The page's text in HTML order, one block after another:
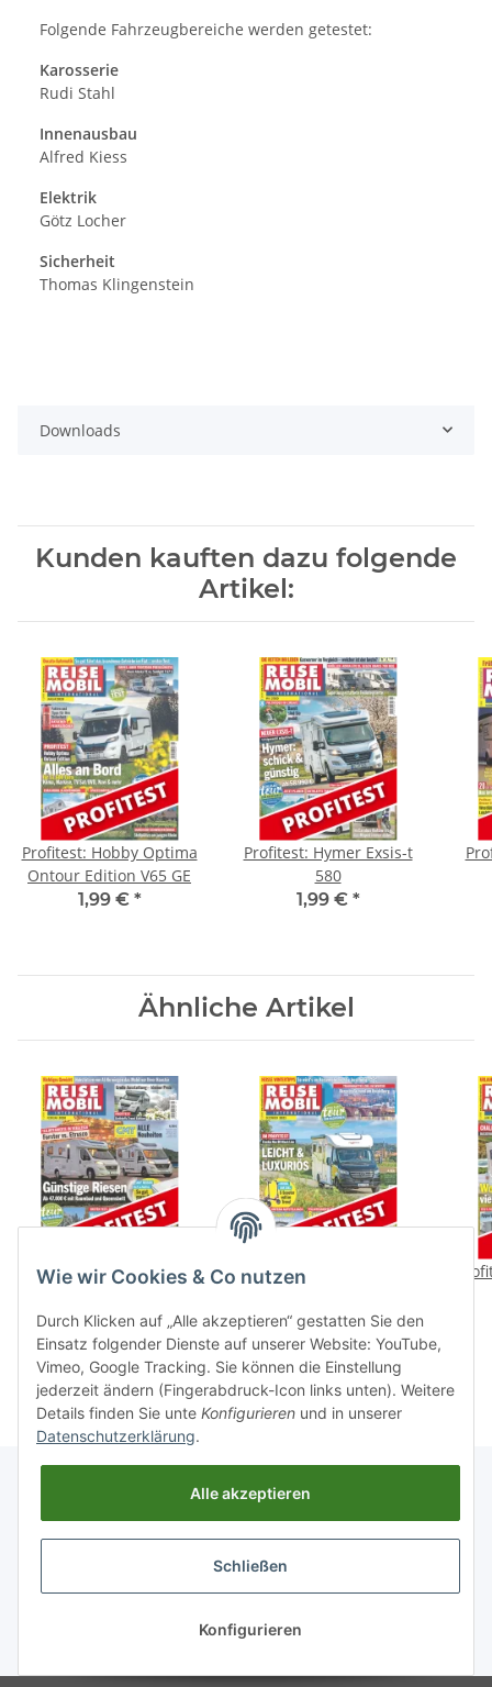
Folgende Fahrzeugbereiche werden getestet:
Karosserie
Rudi Stahl
Innenausbau
Alfred Kiess
Elektrik
Götz Locher
Sicherheit
Thomas Klingenstein
Downloads
Kunden kauften dazu folgende
Artikel:
Profitest: Hobby Optima
Ontour Edition V65 GE
1,99 € *
Profitest: Hymer Exsis-t
580
1,99 € *
Ähnliche Artikel
Profitest: Dethleffs
1,99 €*
Profitest: Frankia Neo BD
1,99 €*
Informationen
Gesetzliche Informationen
Wie wir Cookies & Co nutzen
Durch Klicken auf „Alle akzeptieren“ gestatten Sie den
Einsatz folgender Dienste auf unserer Website: YouTube,
Vimeo, Google Tracking. Sie können die Einstellung
jederzeit ändern (Fingerabdruck-Icon links unten). Weitere
Details finden Sie unte Konfigurieren und in unserer
Datenschutzerklärung.
Alle akzeptieren
Schließen
Konfigurieren